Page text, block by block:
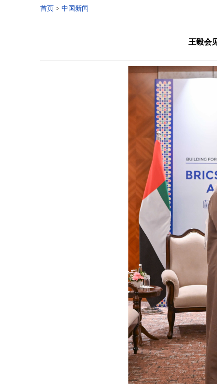
首页 > 中国新闻
王毅会